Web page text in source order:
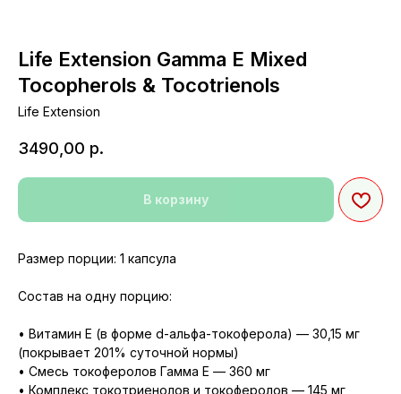
Life Extension Gamma E Mixed
Tocopherols & Tocotrienols
Life Extension
3490,00 р.
В корзину
Размер порции: 1 капсула
Состав на одну порцию:
• Витамин E (в форме d-альфа-токоферола) — 30,15 мг
(покрывает 201% суточной нормы)
• Смесь токоферолов Гамма Е — 360 мг
• Комплекс токотриенолов и токоферолов — 145 мг